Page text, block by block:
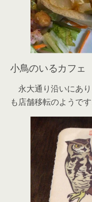
小鳥のいるカフ
永大通り沿いにあ
も店舗移転のようです